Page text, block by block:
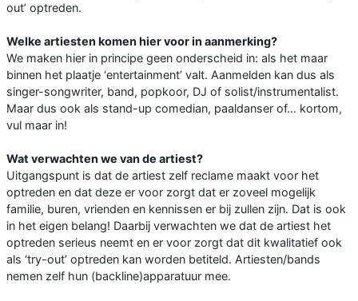
out’ optreden.
Welke artiesten komen hier voor in aanmerking?
We maken hier in principe geen onderscheid in: als het maar
binnen het plaatje ‘entertainment’ valt. Aanmelden kan dus als
singer-songwriter, band, popkoor, DJ of solist/instrumentalist.
Maar dus ook als stand-up comedian, paaldanser of… kortom,
vul maar in!
Wat verwachten we van de artiest?
Uitgangspunt is dat de artiest zelf reclame maakt voor het
optreden en dat deze er voor zorgt dat er zoveel mogelijk
familie, buren, vrienden en kennissen er bij zullen zijn. Dat is ook
in het eigen belang! Daarbij verwachten we dat de artiest het
optreden serieus neemt en er voor zorgt dat dit kwalitatief ook
als ‘try-out’ optreden kan worden betiteld. Artiesten/bands
nemen zelf hun (backline)apparatuur mee.